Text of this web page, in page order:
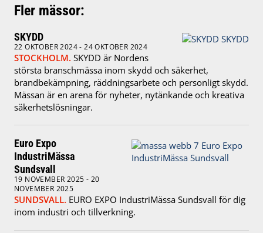
Fler mässor:
SKYDD
22 OKTOBER 2024 - 24 OKTOBER 2024
STOCKHOLM. SKYDD är Nordens
största branschmässa inom skydd och säkerhet,
brandbekämpning, räddningsarbete och personligt skydd.
Mässan är en arena för nyheter, nytänkande och kreativa
säkerhetslösningar.
Euro Expo
IndustriMässa
Sundsvall
19 NOVEMBER 2025 - 20
NOVEMBER 2025
SUNDSVALL. EURO EXPO IndustriMässa Sundsvall för dig
inom industri och tillverkning.